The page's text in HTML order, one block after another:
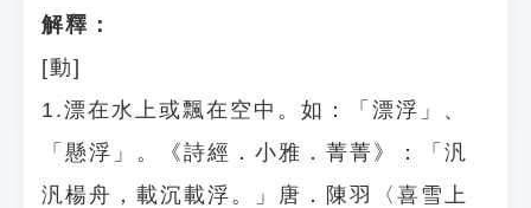
解釋：
[動]
1.漂在水上或飄在空中。如：「漂浮」、
「懸浮」。《詩經．小雅．菁菁》：「汎
汎楊舟，載沉載浮。」唐．陳羽〈喜雪上